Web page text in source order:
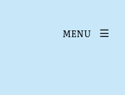
MENU